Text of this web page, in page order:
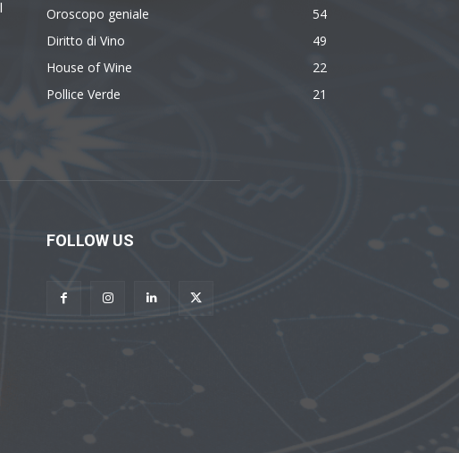
Oroscopo geniale
54
Diritto di Vino
49
House of Wine
22
Pollice Verde
21
FOLLOW US